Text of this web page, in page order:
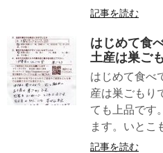
記事を読む
はじめて食
土産は巣ご
はじめて食べ
産は巣ごもり
ても上品です
ます。いとこ
記事を読む